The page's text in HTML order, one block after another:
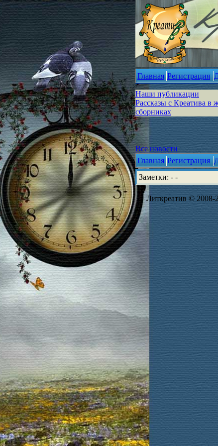
Главная Регистрация
Наши публикации
Рассказы с Креатива в
сборниках
Все новости
Главная Регистрация
Заметки: - -
Литкреатив © 2008-